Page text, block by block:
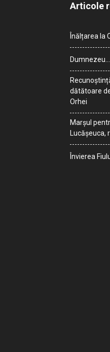
Articole
Înălțarea la
Dumnezeu…
dătătoare
Orhei
Marșul
Lucășeuca,
Învierea